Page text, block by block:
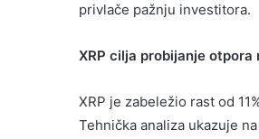
privlače pažnju investitora.​
XRP cilja probijanje otpora
XRP je zabeležio rast od
Tehnička analiza ukazuje